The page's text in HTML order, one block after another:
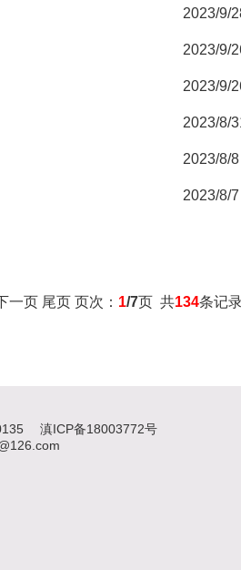
2023/9/
2023/9/
2023/9/
2023/8/
2023/8/8
2023/8/7
一页 尾页 页次： 1/7页 共134条记
滇ICP备18003772号